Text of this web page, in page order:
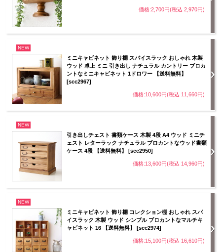
価格:2,700円(税込 2,970円)
NEW
ミニキャビネット 飾り棚 スパイスラック おしゃれ 木製
ウッド 卓上 ミニ 引き出し ナチュラル カントリー ブロカ
ントなミニキャビネット 1ドロワー 【送料無料】
[scc2967]
価格:10,600円(税込 11,660円)
NEW
引き出しチェスト 書類ケース 木製 4段 A4 ウッド ミニチ
ェスト レターラック ナチュラル ブロカントなウッド書類
ケース 4段 【送料無料】 [scc2950]
価格:13,600円(税込 14,960円)
NEW
ミニキャビネット 飾り棚 コレクション棚 おしゃれ スパ
イスラック 木製 ウッド シンプル ブロカントなマルチキ
ャビネット 16 【送料無料】 [scc2974]
価格:15,100円(税込 16,610円)